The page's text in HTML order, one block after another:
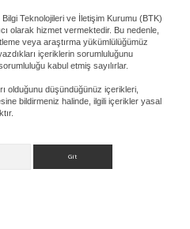
Teknolojileri ve İletişim Kurumu (BTK)
olarak hizmet vermektedir. Bu nedenle,
veya araştırma yükümlülüğümüz
içeriklerin sorumluluğunu
kabul etmiş sayılırlar.
olduğunu düşündüğünüz içerikleri,
bildirmeniz halinde, ilgili içerikler yasal